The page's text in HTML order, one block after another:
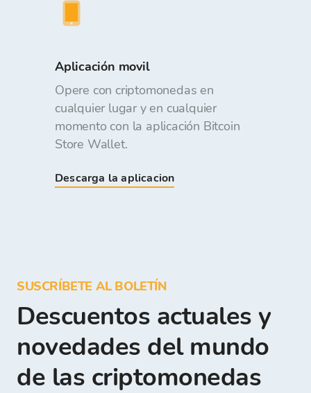
Aplicación movil
Opere con criptomonedas en
cualquier lugar y en cualquier
momento con la aplicación Bitcoin
Store Wallet.
Descarga la aplicacion
SUSCRÍBETE AL BOLETÍN
Descuentos actuales y
novedades del mundo
de las criptomonedas